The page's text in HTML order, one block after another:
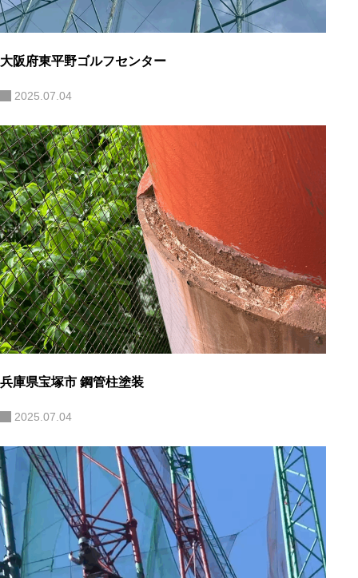
大阪府東平野ゴルフセンター
2025.07.04
兵庫県宝塚市 鋼管柱塗装
2025.07.04